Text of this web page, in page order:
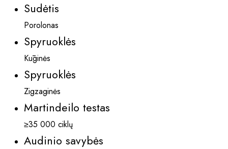
Sudėtis
Porolonas
Spyruoklės
Kūginės
Spyruoklės
Zigzaginės
Martindeilo testas
≥35 000 ciklų
Audinio savybės